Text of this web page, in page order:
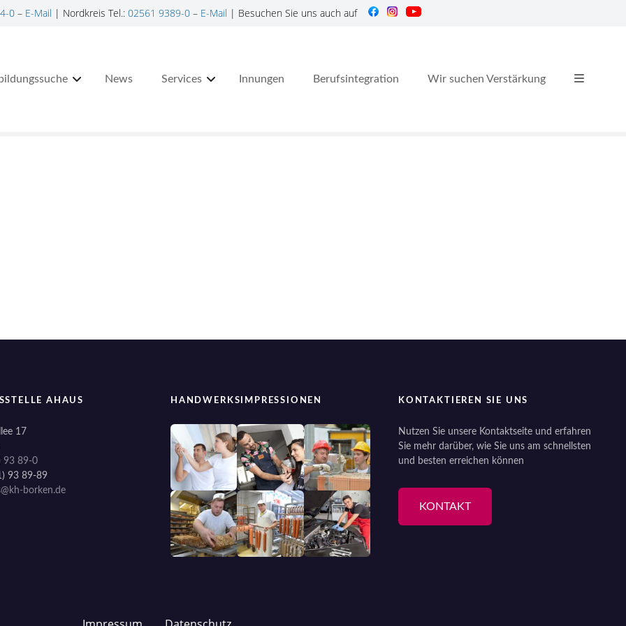
0– E-Mail | Nordkreis Tel.: 02561 9389-0– E-Mail | Besuchen Sie uns auch auf
News Services Innungen Berufsintegration Wir suchen Verstärkung
AHAUS
17
93 89-0
93 89-89
borken.de
HANDWERKSIMPRESSIONEN KONTAKTIEREN SIE UNS
Nutzen Sie unsere Kontaktseite und erfahren
Sie mehr darüber, wie Sie uns am schnellsten
und besten erreichen können
KONTAKT